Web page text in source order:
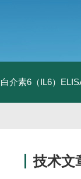
白介素6（IL6）
技术文